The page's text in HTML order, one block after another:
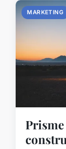
MARKETING